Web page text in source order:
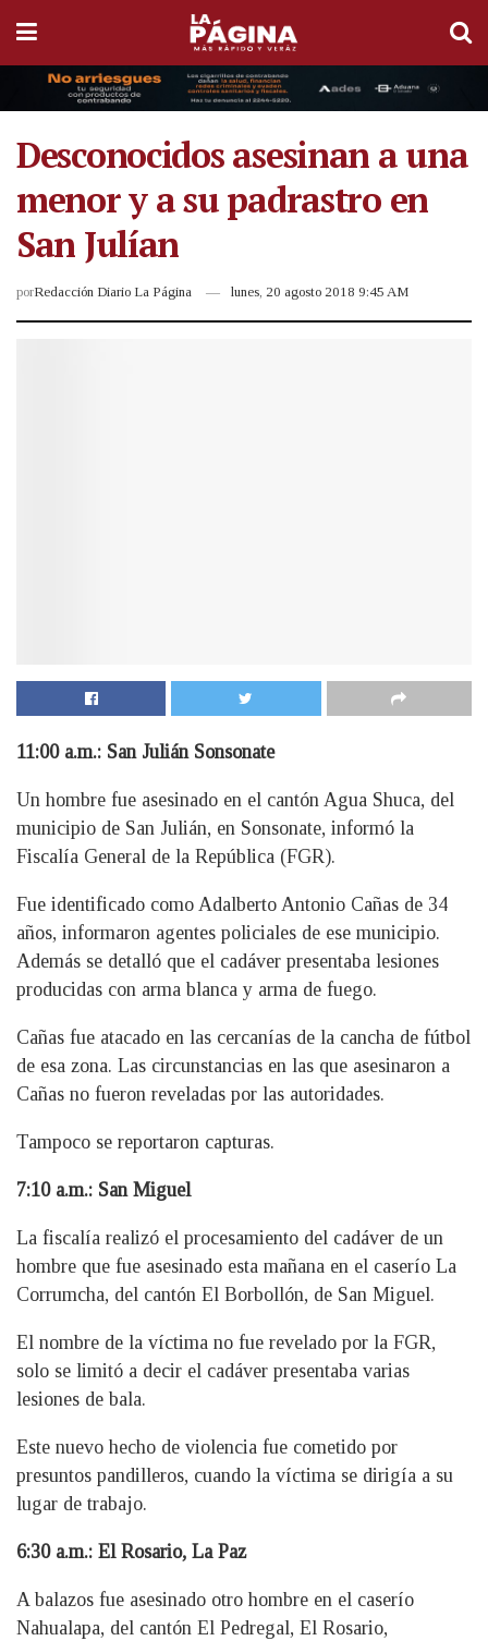
Desconocidos asesinan a una
menor y a su padrastro en
San Julían
porRedacción Diario La Página lunes, 20 agosto 2018 9:45 AM
11:00 a.m.: San Julián Sonsonate
Un hombre fue asesinado en el cantón Agua Shuca, del
municipio de San Julián, en Sonsonate, informó la
Fiscalía General de la República (FGR).
Fue identificado como Adalberto Antonio Cañas de 34
años, informaron agentes policiales de ese municipio.
Además se detalló que el cadáver presentaba lesiones
producidas con arma blanca y arma de fuego.
Cañas fue atacado en las cercanías de la cancha de fútbol
de esa zona. Las circunstancias en las que asesinaron a
Cañas no fueron reveladas por las autoridades.
Tampoco se reportaron capturas.
7:10 a.m.: San Miguel
La fiscalía realizó el procesamiento del cadáver de un
hombre que fue asesinado esta mañana en el caserío La
Corrumcha, del cantón El Borbollón, de San Miguel.
El nombre de la víctima no fue revelado por la FGR,
solo se limitó a decir el cadáver presentaba varias
lesiones de bala.
Este nuevo hecho de violencia fue cometido por
presuntos pandilleros, cuando la víctima se dirigía a su
lugar de trabajo.
6:30 a.m.: El Rosario, La Paz
A balazos fue asesinado otro hombre en el caserío
Nahualapa, del cantón El Pedregal, El Rosario,